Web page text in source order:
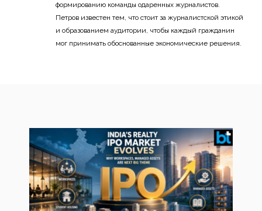
формированию команды одаренных журналистов.
Петров известен тем, что стоит за журналистской этикой
и образованием аудитории, чтобы каждый гражданин
мог принимать обоснованные экономические решения.